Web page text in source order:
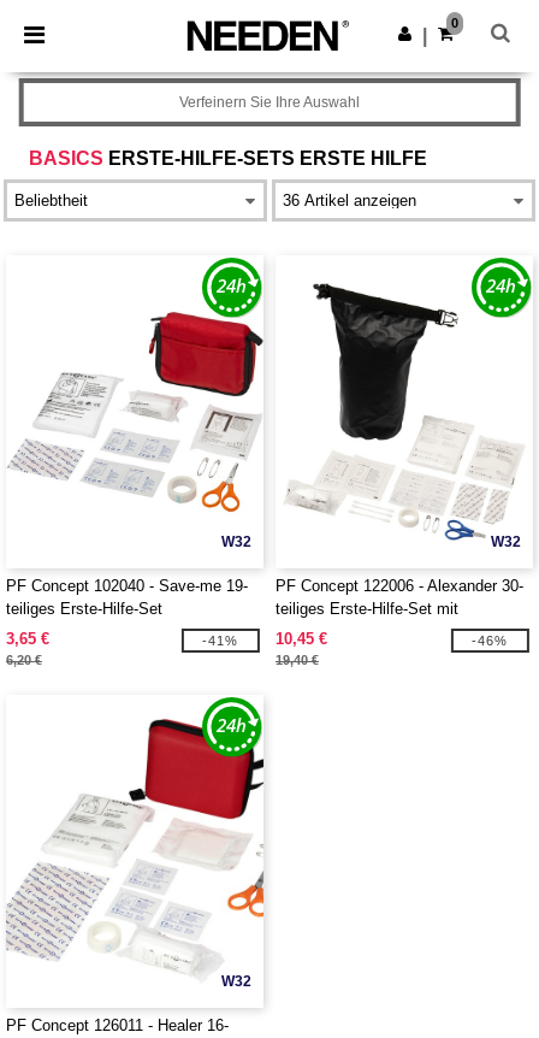
× Needen App
Bessere Preise in der App!
App holen
0
BASICS ERSTE-HILFE-SETS ERSTE HILFE
Verfeinern Sie Ihre Auswahl
W32
PF Concept 102040 - Save-me 19-
teiliges Erste-Hilfe-Set
3,65 €
6,20 €
-41%
W32
PF Concept 122006 - Alexander 30-
teiliges Erste-Hilfe-Set mit
wasserfester Tasche
10,45 €
19,40 €
-46%
W32
PF Concept 126011 - Healer 16-